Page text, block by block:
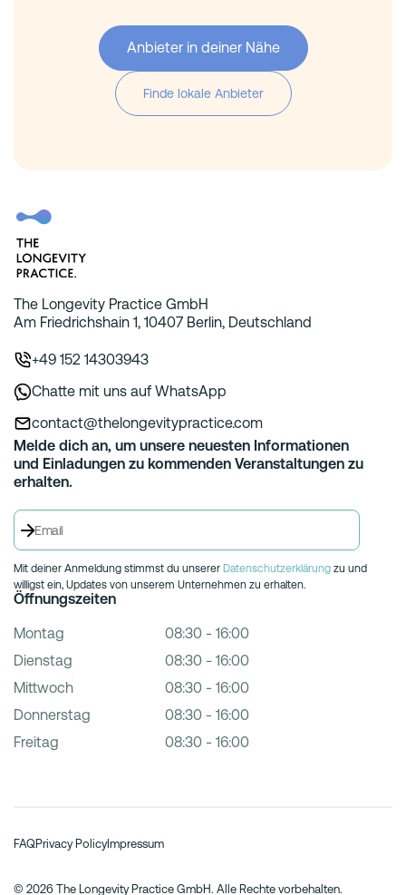
Anbieter in deiner Nähe
Finde lokale Anbieter
The Longevity Practice GmbH
Am Friedrichshain 1, 10407 Berlin, Deutschland
+49 152 14303943
Chatte mit uns auf WhatsApp
contact@thelongevitypractice.com
Melde dich an, um unsere neuesten Informationen
und Einladungen zu kommenden Veranstaltungen zu
erhalten.
Mit deiner Anmeldung stimmst du unserer Datenschutzerklärung zu und
willigst ein, Updates von unserem Unternehmen zu erhalten.
Öffnungszeiten
Montag
08:30 - 16:00
Dienstag
08:30 - 16:00
Mittwoch
08:30 - 16:00
Donnerstag
08:30 - 16:00
Freitag
08:30 - 16:00
© 2026 The Longevity Practice GmbH. Alle Rechte vorbehalten.
FAQPrivacy PolicyImpressum